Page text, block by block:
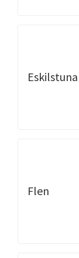
Eskilstuna
Flen